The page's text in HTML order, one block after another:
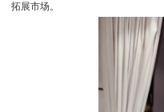
拓展市场。